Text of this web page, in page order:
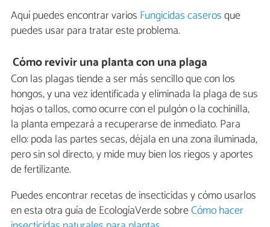
Aquí puedes encontrar varios Fungicidas caserosque
puedes usar para tratar este problema.
Cómo revivir una planta con una plaga
Con las plagas tiende a ser más sencillo que con los
hongos, y una vez identificada y eliminada la plaga de sus
hojas o tallos, como ocurre con el pulgón o la cochinilla,
la planta empezará a recuperarse de inmediato. Para
ello: poda las partes secas, déjala en una zona iluminada,
pero sin sol directo, y mide muy bien los riegos y aportes
de fertilizante.
Puedes encontrar recetas de insecticidas y cómo usarlos
en esta otra guía de EcologíaVerde sobreCómo hacer